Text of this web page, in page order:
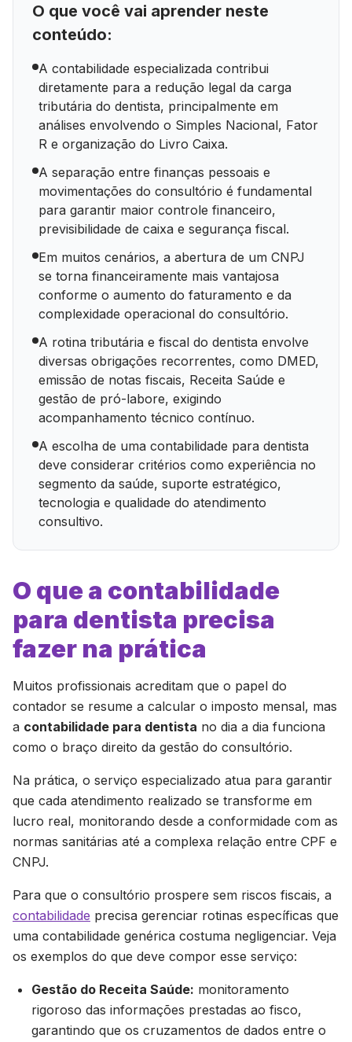
O que você vai aprender neste
conteúdo:
A contabilidade especializada contribui
diretamente para a redução legal da carga
tributária do dentista, principalmente em
análises envolvendo o Simples Nacional, Fator
R e organização do Livro Caixa.
A separação entre finanças pessoais e
movimentações do consultório é fundamental
para garantir maior controle financeiro,
previsibilidade de caixa e segurança fiscal.
Em muitos cenários, a abertura de um CNPJ
se torna financeiramente mais vantajosa
conforme o aumento do faturamento e da
complexidade operacional do consultório.
A rotina tributária e fiscal do dentista envolve
diversas obrigações recorrentes, como DMED,
emissão de notas fiscais, Receita Saúde e
gestão de pró-labore, exigindo
acompanhamento técnico contínuo.
A escolha de uma contabilidade para dentista
deve considerar critérios como experiência no
segmento da saúde, suporte estratégico,
tecnologia e qualidade do atendimento
consultivo.
O que a contabilidade
para dentista precisa
fazer na prática
Muitos profissionais acreditam que o papel do
contador se resume a calcular o imposto mensal, mas
a contabilidade para dentista no dia a dia funciona
como o braço direito da gestão do consultório.
Na prática, o serviço especializado atua para garantir
que cada atendimento realizado se transforme em
lucro real, monitorando desde a conformidade com as
normas sanitárias até a complexa relação entre CPF e
CNPJ.
Para que o consultório prospere sem riscos fiscais, a
contabilidade precisa gerenciar rotinas específicas que
uma contabilidade genérica costuma negligenciar. Veja
os exemplos do que deve compor esse serviço:
Gestão do Receita Saúde: monitoramento
rigoroso das informações prestadas ao fisco,
garantindo que os cruzamentos de dados entre o